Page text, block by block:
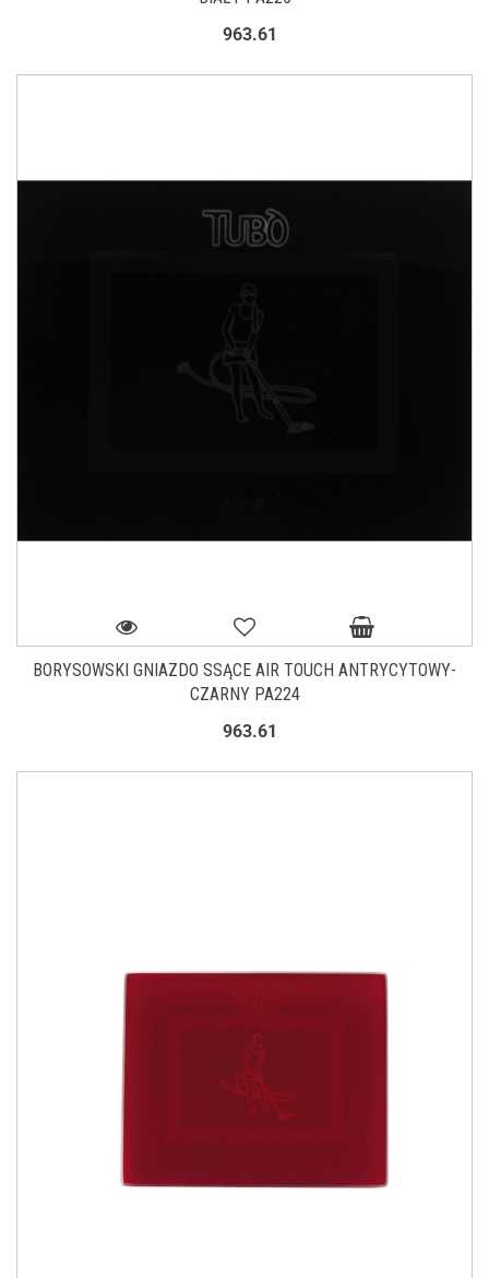
963.61
BORYSOWSKI GNIAZDO SSĄCE AIR TOUCH ANTRYCYTOWY-
CZARNY PA224
963.61